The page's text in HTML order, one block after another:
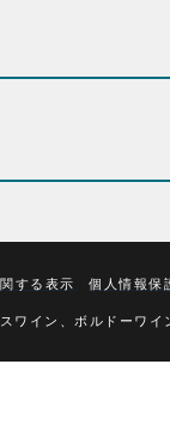
する表示 個人情報保
ワイン、ボルドーワ